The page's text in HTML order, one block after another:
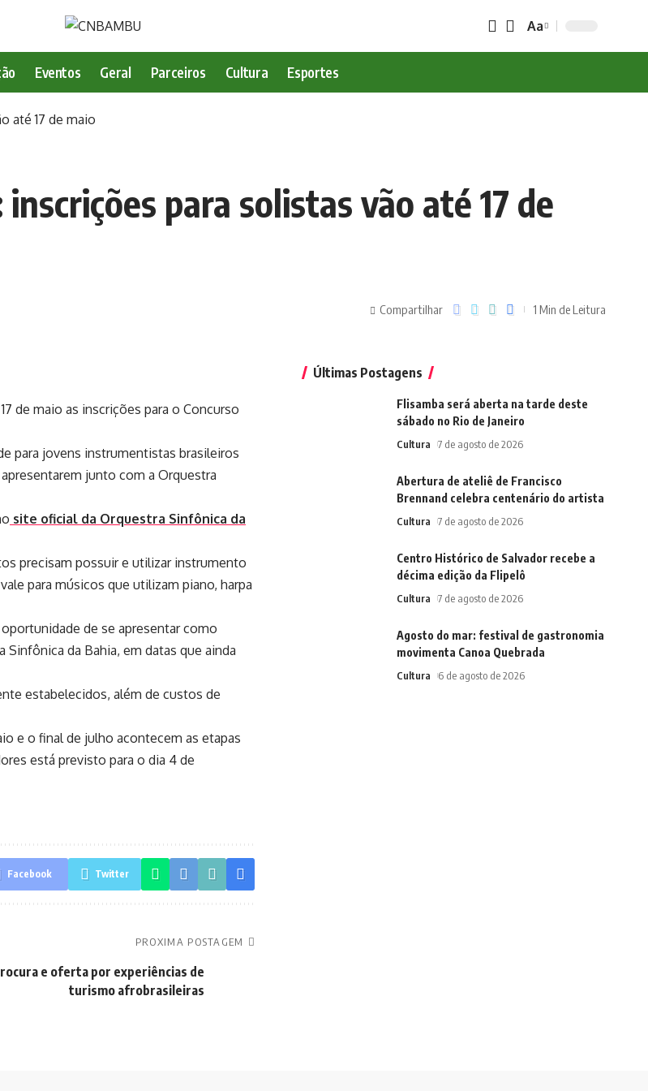
Aa
Eventos Geral Parceiros Cultura Esportes
até 17 de maio
para solistas vão até 17 de
Compartilhar 1 Min de Leitura
de maio as inscrições para o Concurso
para jovens instrumentistas brasileiros
junto com a Orquestra
site oficial da Orquestra Sinfônica da
precisam possuir e utilizar instrumento
para músicos que utilizam piano, harpa
de se apresentar como
da Bahia, em datas que ainda
estabelecidos, além de custos de
e o final de julho acontecem as etapas
está previsto para o dia 4 de
Facebook Twitter
PROXIMA POSTAGEM
e oferta por experiências de
turismo afrobrasileiras
Últimas Postagens
Flisamba será aberta na tarde deste
sábado no Rio de Janeiro
Cultura 7 de agosto de 2026
Abertura de ateliê de Francisco
Brennand celebra centenário do artista
Cultura 7 de agosto de 2026
Centro Histórico de Salvador recebe a
décima edição da Flipelô
Cultura 7 de agosto de 2026
Agosto do mar: festival de gastronomia
movimenta Canoa Quebrada
Cultura 6 de agosto de 2026